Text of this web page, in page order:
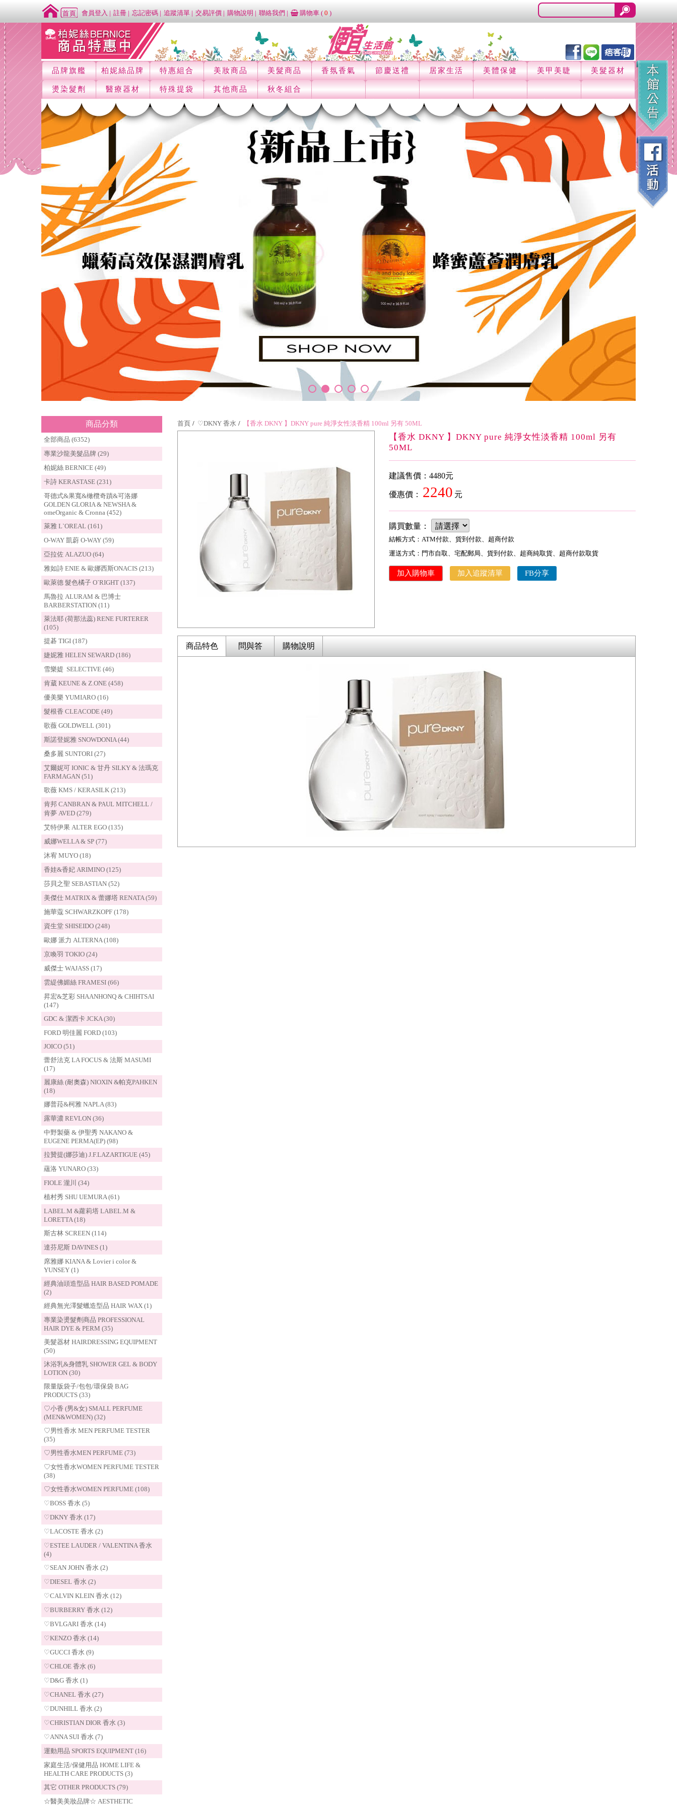
會員登入 註冊 忘記密碼 追蹤清單 交易評價 購物說明 聯絡我們 購物車 ( 0 )
品牌旗艦 柏妮絲品牌 特惠組合 美妝商品 美髮商品 香氛香氣 節慶送禮 居家生活 美體保健 美甲美睫 美髮器材
燙染髮劑 醫療器材 特殊提袋 其他商品 秋冬組合
商品分類
全部商品 (6352)
專業沙龍美髮品牌 (29)
柏妮絲 BERNICE (49)
卡詩 KERASTASE (231)
哥德式&果寬&橄欖奇蹟&可洛娜
GOLDEN GLORIA & NEWSHA &
omeOrganic & Cronna (452)
萊雅 L`OREAL (161)
O-WAY 凱蔚 O-WAY (59)
亞拉佐 ALAZUO (64)
雅如詩 ENIE & 歐娜西斯ONACIS (213)
歐萊德 髮色橘子 O`RIGHT (137)
馬魯拉 ALURAM & 巴博士
BARBERSTATION (11)
萊法耶 (荷那法蕊) RENE FURTERER
(105)
提碁 TIGI (187)
婕妮雅 HELEN SEWARD (186)
雪樂媞 SELECTIVE (46)
肯葳 KEUNE & Z.ONE (458)
優美樂 YUMIARO (16)
髮根香 CLEACODE (49)
歌薇 GOLDWELL (301)
斯諾登妮雅 SNOWDONIA (44)
桑多麗 SUNTORI (27)
艾爾妮可 IONIC & 甘丹 SILKY & 法瑪克
FARMAGAN (51)
歌薇 KMS / KERASILK (213)
肯邦 CANBRAN & PAUL MITCHELL /
肯夢 AVED (279)
艾特伊果 ALTER EGO (135)
威娜WELLA & SP (77)
沐宥 MUYO (18)
香娃&香妃 ARIMINO (125)
莎貝之聖 SEBASTIAN (52)
美傑仕 MATRIX & 蕾娜塔 RENATA (59)
施華蔻 SCHWARZKOPF (178)
資生堂 SHISEIDO (248)
歐娜 派力 ALTERNA (108)
京喚羽 TOKIO (24)
威傑士 WAJASS (17)
雲緹佛媚絲 FRAMESI (66)
昇宏&芝彩 SHAANHONQ & CHIHTSAI
(147)
GDC & 潔西卡 JCKA (30)
FORD 明佳麗 FORD (103)
JOICO (51)
蕾舒法克 LA FOCUS & 法斯 MASUMI
(17)
麗康絲 (耐奧森) NIOXIN &帕克PAHKEN
(18)
娜普菈&柯雅 NAPLA (83)
露華濃 REVLON (36)
中野製藥 & 伊聖秀 NAKANO &
EUGENE PERMA(EP) (98)
拉贊提(娜莎迪) J.F.LAZARTIGUE (45)
蘊洛 YUNARO (33)
FIOLE 瀧川 (34)
植村秀 SHU UEMURA (61)
LABEL.M &蘿莉塔 LABEL.M &
LORETTA (18)
斯古林 SCREEN (114)
達芬尼斯 DAVINES (1)
席雅娜 KIANA & Lovier i color &
YUNSEY (1)
經典油頭造型品 HAIR BASED POMADE
(2)
經典無光澤髮蠟造型品 HAIR WAX (1)
專業染燙髮劑商品 PROFESSIONAL
HAIR DYE & PERM (35)
美髮器材 HAIRDRESSING EQUIPMENT
(50)
沐浴乳&身體乳 SHOWER GEL & BODY
LOTION (30)
限量版袋子/包包/環保袋 BAG
PRODUCTS (33)
♡小香 (男&女) SMALL PERFUME
(MEN&WOMEN) (32)
♡男性香水 MEN PERFUME TESTER
(35)
♡男性香水MEN PERFUME (73)
♡女性香水WOMEN PERFUME TESTER
(38)
♡女性香水WOMEN PERFUME (108)
♡BOSS 香水 (5)
♡DKNY 香水 (17)
♡LACOSTE 香水 (2)
♡ESTEE LAUDER / VALENTINA 香水
(4)
♡SEAN JOHN 香水 (2)
♡DIESEL 香水 (2)
♡CALVIN KLEIN 香水 (12)
♡BURBERRY 香水 (12)
♡BVLGARI 香水 (14)
♡KENZO 香水 (14)
♡GUCCI 香水 (9)
♡CHLOE 香水 (6)
♡D&G 香水 (1)
♡CHANEL 香水 (27)
♡DUNHILL 香水 (2)
♡CHRISTIAN DIOR 香水 (3)
♡ANNA SUI 香水 (7)
運動用品 SPORTS EQUIPMENT (16)
家庭生活/保健用品 HOME LIFE &
HEALTH CARE PRODUCTS (3)
其它 OTHER PRODUCTS (79)
☆醫美美妝品牌☆ AESTHETIC
首頁 ♡DKNY 香水 【香水 DKNY 】DKNY pure 純淨女性淡香精 100ml 另有 50ML
【香水 DKNY 】DKNY pure 純淨女性淡香精 100ml 另有
50ML
建議售價：4480元
優惠價： 2240 元
購買數量：
結帳方式： ATM付款、貨到付款、超商付款
運送方式： 門市自取、宅配郵局、貨到付款、超商純取貨、超商付款取貨
加入追蹤清單 FB分享
商品特色 問與答 購物說明